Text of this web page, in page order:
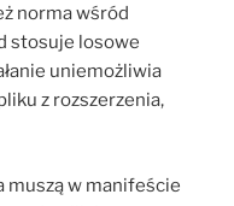
norma wśród
stosuje losowe
uniemożliwia
z rozszerzenia,
muszą w manifeście